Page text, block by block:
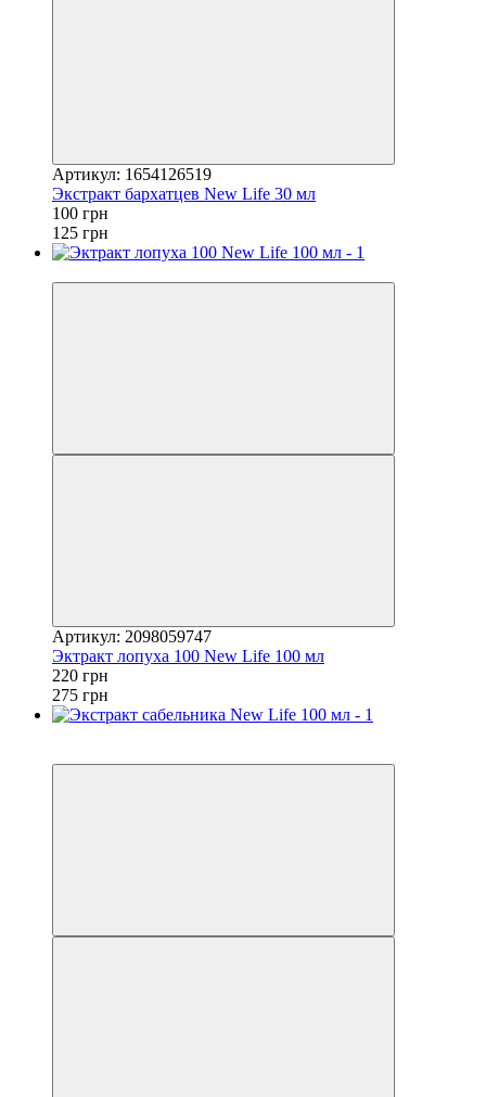
Артикул: 1654126519
Экстракт бархатцев New Life 30 мл
100 грн
125 грн
Артикул: 2098059747
Эктракт лопуха 100 New Life 100 мл
220 грн
275 грн